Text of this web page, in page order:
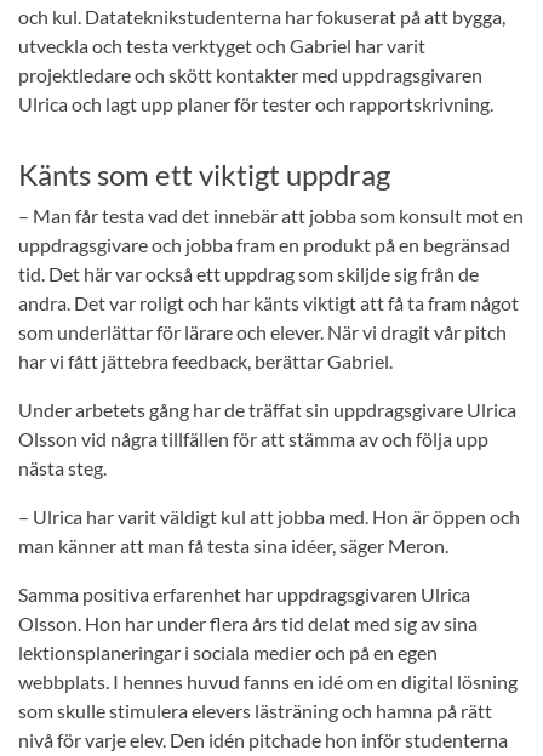
och kul. Datateknikstudenterna har fokuserat på att bygga,
utveckla och testa verktyget och Gabriel har varit
projektledare och skött kontakter med uppdragsgivaren
Ulrica och lagt upp planer för tester och rapportskrivning.
Känts som ett viktigt uppdrag
– Man får testa vad det innebär att jobba som konsult mot en
uppdragsgivare och jobba fram en produkt på en begränsad
tid. Det här var också ett uppdrag som skiljde sig från de
andra. Det var roligt och har känts viktigt att få ta fram något
som underlättar för lärare och elever. När vi dragit vår pitch
har vi fått jättebra feedback, berättar Gabriel.
Under arbetets gång har de träffat sin uppdragsgivare Ulrica
Olsson vid några tillfällen för att stämma av och följa upp
nästa steg.
– Ulrica har varit väldigt kul att jobba med. Hon är öppen och
man känner att man få testa sina idéer, säger Meron.
Samma positiva erfarenhet har uppdragsgivaren Ulrica
Olsson. Hon har under flera års tid delat med sig av sina
lektionsplaneringar i sociala medier och på en egen
webbplats. I hennes huvud fanns en idé om en digital lösning
som skulle stimulera elevers lästräning och hamna på rätt
nivå för varje elev. Den idén pitchade hon inför studenterna